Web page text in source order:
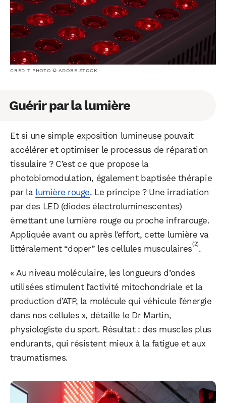
CRÉDIT PHOTO © ADOBE STOCK
Guérir par la lumière
Et si une simple exposition lumineuse pouvait
accélérer et optimiser le processus de réparation
tissulaire ? C’est ce que propose la
photobiomodulation, également baptisée thérapie
par la lumière rouge. Le principe ? Une irradiation
par des LED (diodes électroluminescentes)
émettant une lumière rouge ou proche infrarouge.
Appliquée avant ou après l’effort, cette lumière va
littéralement “doper” les cellules musculaires(2).
« Au niveau moléculaire, les longueurs d’ondes
utilisées stimulent l’activité mitochondriale et la
production d’ATP, la molécule qui véhicule l’énergie
dans nos cellules », détaille le Dr Martin,
physiologiste du sport. Résultat : des muscles plus
endurants, qui résistent mieux à la fatigue et aux
traumatismes.